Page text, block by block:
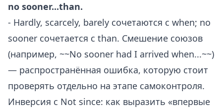
no sooner...than.
- Hardly, scarcely, barely сочетаются с when; no
sooner сочетается с than. Смешение союзов
(например, ~~No sooner had I arrived when...~~)
— распространённая ошибка, которую стоит
проверять отдельно на этапе самоконтроля.
Инверсия с Not since: как выразить «впервые